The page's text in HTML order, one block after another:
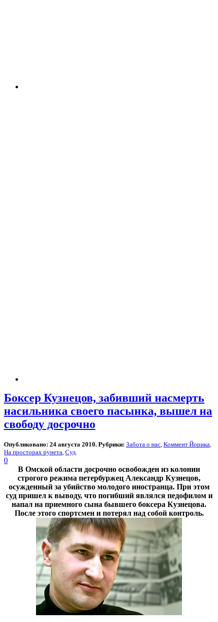
Боксер Кузнецов, забивший насмерть
насильника своего пасынка, вышел на
свободу досрочно
Опубликовано: 24 августа 2010. Рубрики: Забота о нас Коммент Йорика
На просторах рунета Суд
0
В Омской области досрочно освобожден из колонии
строгого режима петербуржец Александр Кузнецов,
осужденный за убийство молодого иностранца. При этом
суд пришел к выводу, что погибший являлся педофилом и
напал на приемного сына бывшего боксера Кузнецова.
После этого спортсмен и потерял над собой контроль.